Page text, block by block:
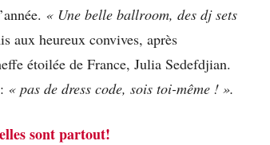
« Une belle ballroom, des dj sets
aux heureux convives, après
étoilée de France, Julia Sedefdjian.
« pas de dress code, sois toi-même ! ».
sont partout!